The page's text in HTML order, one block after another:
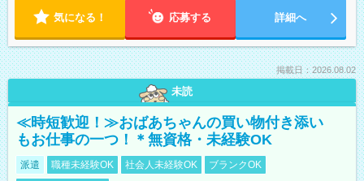
気になる！ 応募する 詳細へ
掲載日：2026.08.02
未読
≪時短歓迎！≫おばあちゃんの買い物付き添い
もお仕事の一つ！＊無資格・未経験OK
派遣 職種未経験OK 社会人未経験OK
ブランクOK